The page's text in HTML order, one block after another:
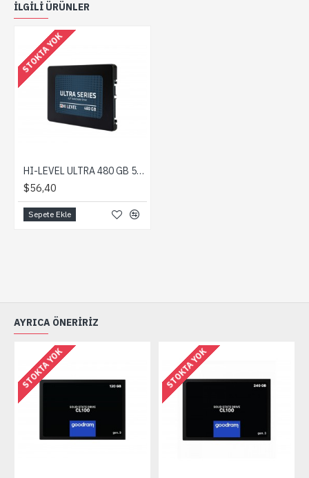
ILGILI ÜRÜNLER
STOKTA YOK
HI-LEVEL ULTRA 480 GB 550/530MB/s + APARAT SATA3 SSD
$56,40
Sepete Ekle
AYRICA ÖNERIRIZ
STOKTA YOK STOKTA YOK